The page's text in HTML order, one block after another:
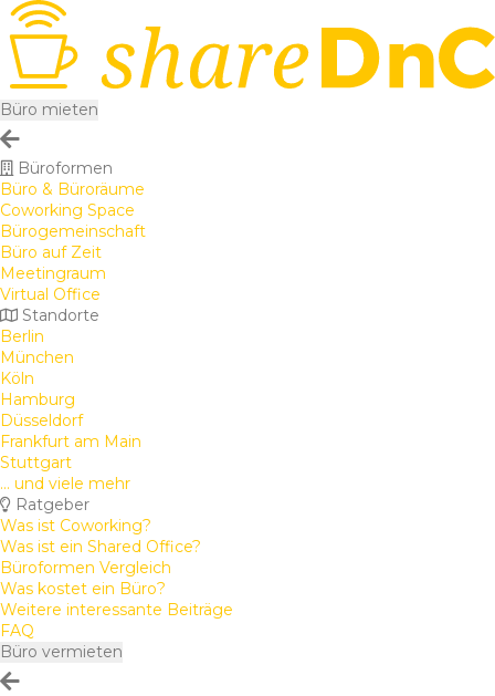
Büro mieten
Büroformen
Büro & Büroräume
Coworking Space
Bürogemeinschaft
Büro auf Zeit
Meetingraum
Virtual Office
Standorte
Berlin
München
Köln
Hamburg
Düsseldorf
Frankfurt am Main
Stuttgart
... und viele mehr
Ratgeber
Was ist Coworking?
Was ist ein Shared Office?
Büroformen Vergleich
Was kostet ein Büro?
Weitere interessante Beiträge
FAQ
Büro vermieten